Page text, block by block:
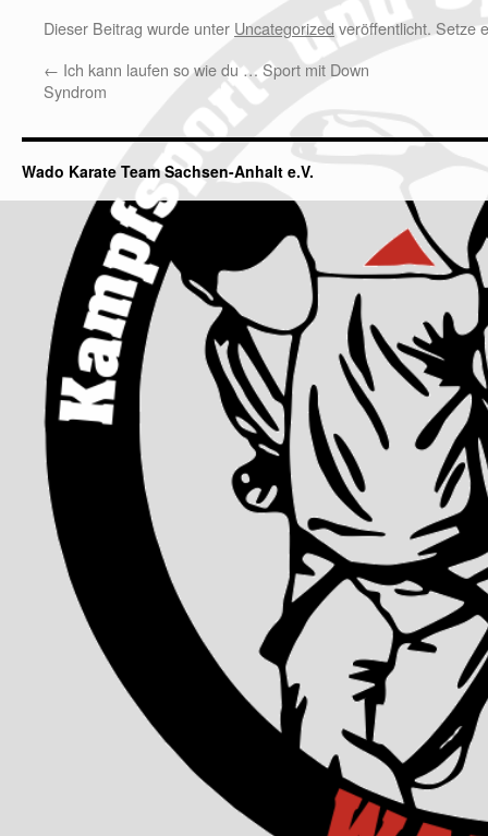
Dieser Beitrag wurde unter Uncategorizedveröffentlicht. Setze
← Ich kann laufen so wie du … Sport mit Down
Syndrom
Wado Karate Team Sachsen-Anhalt e.V.